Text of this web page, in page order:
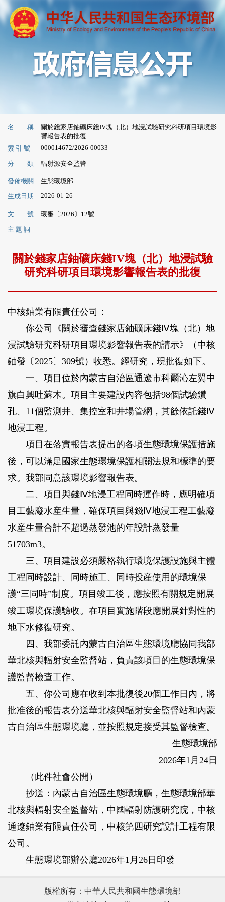
名 稱
關於錢家店鈾礦床錢IV塊（北）地浸試驗研究科研項目環境影
響報告表的批復
索 引 號
000014672/2026-00033
分 類 輻射源安全監管
發佈機關
生態環境部
生成日期
2026-01-26
文 號
環審〔2026〕12號
主 題 詞
關於錢家店鈾礦床錢IV塊（北）地浸試驗
研究科研項目環境影響報告表的批復
中核鈾業有限責任公司：
你公司《關於審查錢家店鈾礦床錢Ⅳ塊（北）地
浸試驗研究科研項目環境影響報告表的請示》（中核
鈾發〔2025〕309號）收悉。經研究，現批復如下。
一、項目位於內蒙古自治區通遼市科爾沁左翼中
旗白興吐蘇木。項目主要建設內容包括98個試驗鑽
孔、11個監測井、集控室和井場管網，其餘依託錢Ⅳ
地浸工程。
項目在落實報告表提出的各項生態環境保護措施
後，可以滿足國家生態環境保護相關法規和標準的要
求。我部同意該環境影響報告表。
二、項目與錢Ⅳ地浸工程同時運作時，應明確項
目工藝廢水産生量，確保項目與錢Ⅳ地浸工程工藝廢
水産生量合計不超過蒸發池的年設計蒸發量
51703m3。
三、項目建設必須嚴格執行環境保護設施與主體
工程同時設計、同時施工、同時投産使用的環境保
護“三同時”制度。項目竣工後，應按照有關規定開展
竣工環境保護驗收。在項目實施階段應開展針對性的
地下水修復研究。
四、我部委託內蒙古自治區生態環境廳協同我部
華北核與輻射安全監督站，負責該項目的生態環境保
護監督檢查工作。
五、你公司應在收到本批復後20個工作日內，將
批准後的報告表分送華北核與輻射安全監督站和內蒙
古自治區生態環境廳，並按照規定接受其監督檢查。
生態環境部
2026年1月24日
（此件社會公開）
抄送：內蒙古自治區生態環境廳，生態環境部華
北核與輻射安全監督站，中國輻射防護研究院，中核
通遼鈾業有限責任公司，中核第四研究設計工程有限
公司。
生態環境部辦公廳2026年1月26日印發
版權所有：中華人民共和國生態環境部